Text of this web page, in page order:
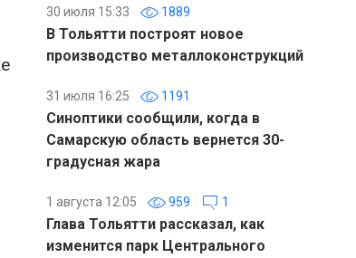
30 июля 15:33 1889
В Тольятти построят новое
производство металлоконструкций
31 июля 16:25 1191
Синоптики сообщили, когда в
Самарскую область вернется 30-
градусная жара
1 августа 12:05 959 1
Глава Тольятти рассказал, как
изменится парк Центрального